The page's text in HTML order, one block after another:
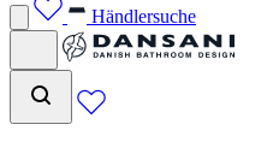
Händlersuche